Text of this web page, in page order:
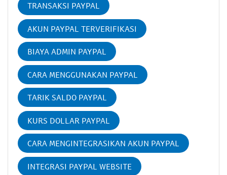
TRANSAKSI PAYPAL
AKUN PAYPAL TERVERIFIKASI
BIAYA ADMIN PAYPAL
CARA MENGGUNAKAN PAYPAL
TARIK SALDO PAYPAL
KURS DOLLAR PAYPAL
CARA MENGINTEGRASIKAN AKUN PAYPAL
INTEGRASI PAYPAL WEBSITE